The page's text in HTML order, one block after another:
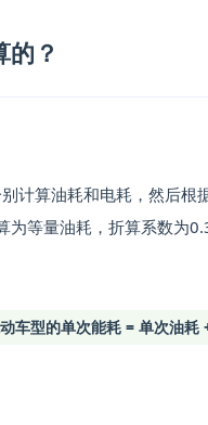
？
计算油耗和电耗，然后
等量油耗，折算系数为
车型的单次能耗 = 单次油耗